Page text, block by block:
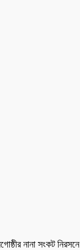
নানা সংকট